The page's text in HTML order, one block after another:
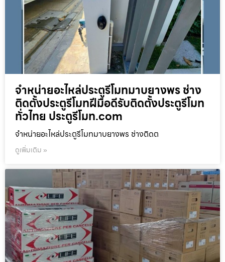
จำหน่ายอะไหล่ประตูรีโมทมาบยางพร ช่าง
ติดตั้งประตูรีโมทฝีมือดีรับติดตั้งประตูรีโมท
ทั่วไทย ประตูรีโมท.com
จำหน่ายอะไหล่ประตูรีโมทมาบยางพร ช่างติดต
ดูเพิ่มเติม »